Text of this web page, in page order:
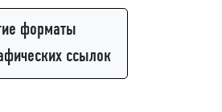
форматы
ссылок